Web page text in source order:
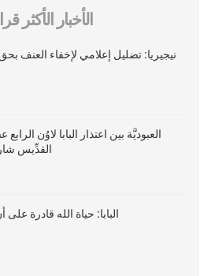
الأخبار الأكثر
نيجيريا: تضليل إعلامي لإخفاء العنف
العبوديَّة بين اعتذار البابا لاوُن
القدِّيس
البابا: حياة الله قادرة على